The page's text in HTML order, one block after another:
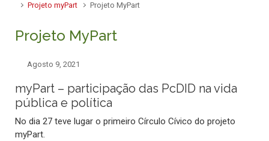
Projeto myPart
Projeto MyPart
Projeto MyPart
Agosto 9, 2021
myPart – participação das PcDID na vida
pública e política
No dia 27 teve lugar o primeiro Círculo Cívico do projeto
myPart.